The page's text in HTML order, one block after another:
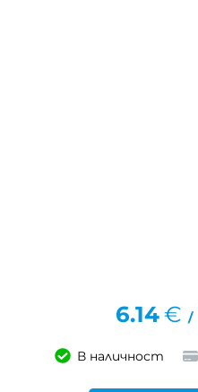
6.14€ /
В наличност